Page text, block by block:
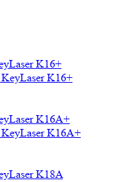
K16+
K16A+
K18A